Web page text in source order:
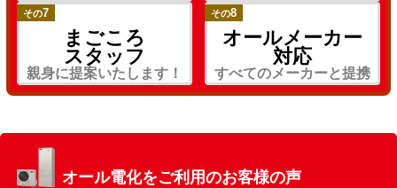
その7
まごころ
スタッフ
親身に提案いたします！
その8
オールメーカー
対応
すべてのメーカーと提携
オール電化をご利用のお客様の声